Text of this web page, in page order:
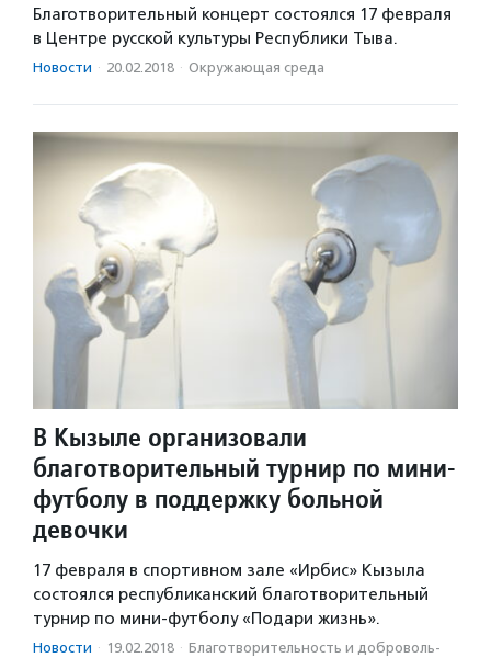
Благотворительный концерт состоялся 17 февраля
в Центре русской культуры Республики Тыва.
Новости · 20.02.2018 · Окружающая среда
В Кызыле организовали
благотворительный турнир по мини-
футболу в поддержку больной
девочки
17 февраля в спортивном зале «Ирбис» Кызыла
состоялся республиканский благотворительный
турнир по мини-футболу «Подари жизнь».
Новости · 19.02.2018 · Благотвори­тель­ность и доброволь­